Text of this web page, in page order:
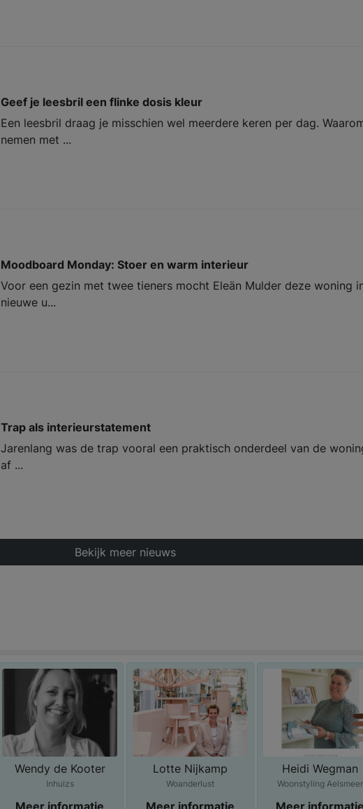
Geef je leesbril een flinke dosis kleur
Een leesbril draag je misschien wel meerdere keren per dag.
nemen met ...
Moodboard Monday: Stoer en warm interieur
Voor een gezin met twee tieners mocht Eleän Mulder deze woning
nieuwe u...
Trap als interieurstatement
Jarenlang was de trap vooral een praktisch onderdeel van de
af ...
Bekijk meer nieuws
Wendy de Kooter
Inhuizs
Meer informatie
Lotte Nijkamp
Woanderlust
Meer informatie
Heidi Wegman
Woonstyling Aelsmeer
Meer informatie